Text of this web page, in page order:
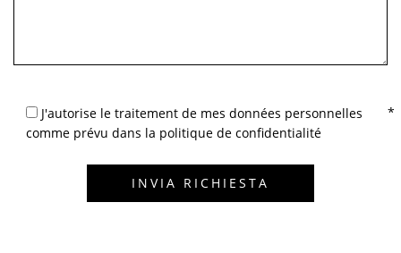
J'autorise le traitement de mes données personnelles
comme prévu dans la politique de confidentialité